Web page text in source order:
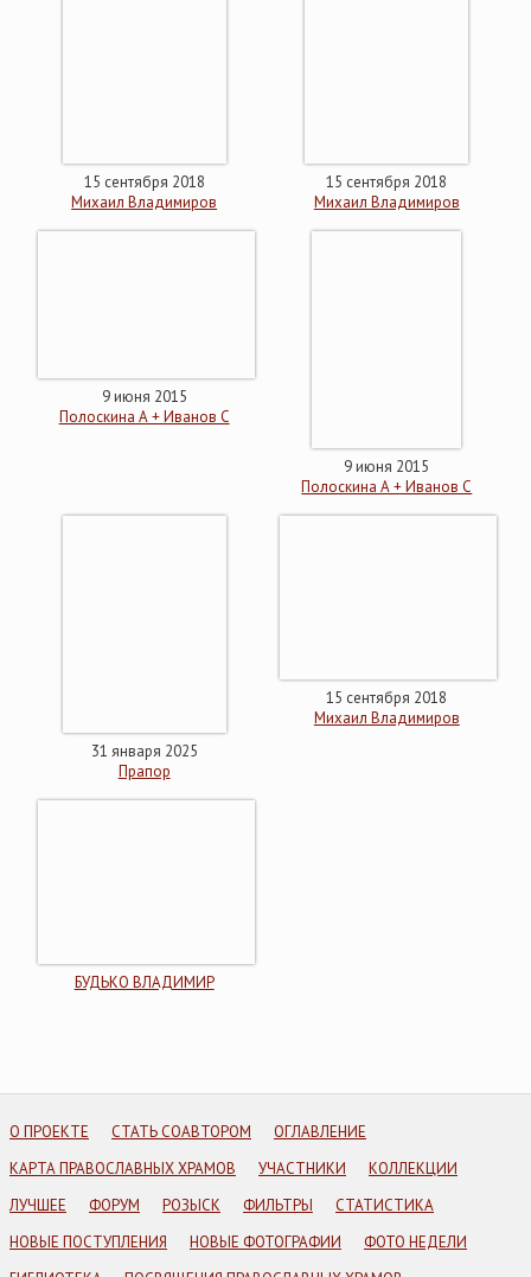
15 сентября 2018
Михаил Владимиров
15 сентября 2018
Михаил Владимиров
9 июня 2015
Полоскина А + Иванов С
9 июня 2015
Полоскина А + Иванов С
31 января 2025
Прапор
15 сентября 2018
Михаил Владимиров
БУДЬКО ВЛАДИМИР
О ПРОЕКТЕ СТАТЬ СОАВТОРОМ
ОГЛАВЛЕНИЕ
КАРТА ПРАВОСЛАВНЫХ ХРАМОВ
УЧАСТНИКИ
КОЛЛЕКЦИИ
ЛУЧШЕЕ
ФОРУМ РОЗЫСК ФИЛЬТРЫ
СТАТИСТИКА
НОВЫЕ ПОСТУПЛЕНИЯ
НОВЫЕ ФОТОГРАФИИ
ФОТО НЕДЕЛИ